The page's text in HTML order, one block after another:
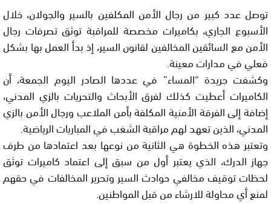
توصل عدد كبير من رجال الأمن المكلفين بالسير والجولان، خلال
الأسبوع الجاري، بكاميرات مخصصة للمراقبة توثق تصرفات رجال
الأمن مع السائقين المخالفين لقانون السير، إذ بدأ العمل بها بشكل
فعلي في مدارات معينة.
وكشفت جريدة “المساء” في عددها الصادر اليوم الجمعة، أن
الكاميرات أعطيت كذلك لفرق الأبحاث والتحريات بالزي المدني،
إضافة إلى الفرقة الأمنية المكلفة بأمن الملاعب ورجال الأمن بالزي
المدني، الذين تعهد لهم مراقبة الشغب في المباريات الرياضية.
وتعتبر هذه الخطوة هي الثانية من نوعها بعد اعتمادها من طرف
جهاز الدرك، الذي يعتبر أول من سبق إلى اعتماد كاميرات توثق
لحظات توقیف مخالفي حوادث السير وتحرير المخالفات في حقهم
لمنع أي محاولة للارشاء من قبل المواطنين.